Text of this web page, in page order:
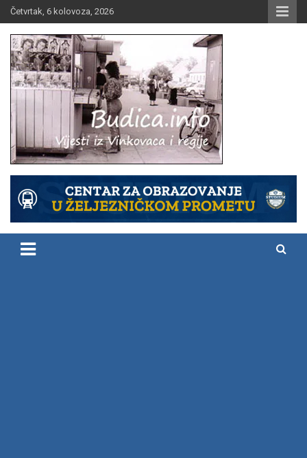
Skip
to
content
Četvrtak, 6 kolovoza, 2026
Budica.info